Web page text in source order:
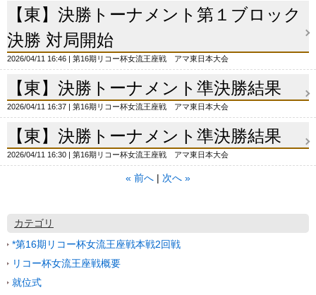
【東】決勝トーナメント第１ブロック
決勝 対局開始
2026/04/11 16:46 第16期リコー杯女流王座戦 アマ東日本大会
【東】決勝トーナメント準決勝結果
2026/04/11 16:37 第16期リコー杯女流王座戦 アマ東日本大会
【東】決勝トーナメント準決勝結果
2026/04/11 16:30 第16期リコー杯女流王座戦 アマ東日本大会
« 前へ 次へ »
カテゴリ
*第16期リコー杯女流王座戦本戦2回戦
リコー杯女流王座戦概要
就位式